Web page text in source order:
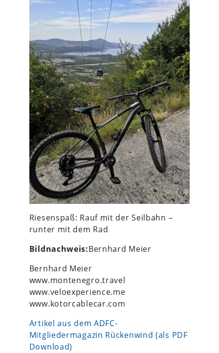
Riesenspaß: Rauf mit der Seilbahn –
runter mit dem Rad
Bildnachweis:Bernhard Meier
Bernhard Meier
www.montenegro.travel
www.veloexperience.me
www.kotorcablecar.com
Artikel aus dem ADFC-
Mitgliedermagazin Rückenwind (als PDF
Download)